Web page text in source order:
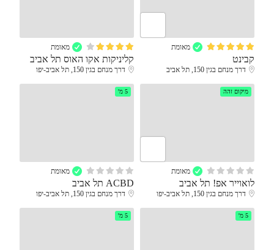
מאומת
קבינט
דרך מנחם בגין 150, תל אביב
מאומת
קליניקות אקו האוס תל אביב
דרך מנחם בגין 150, תל אביב-יפו
מאומת
מיקום זהה
לואוייר אפ! תל אביב
דרך מנחם בגין 150, תל אביב-יפו
מאומת
5 מ'
ACBD תל אביב
דרך מנחם בגין 150, תל אביב-יפו
5 מ' 5 מ'